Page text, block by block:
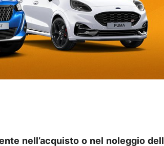
nell’acquisto o nel noleggio